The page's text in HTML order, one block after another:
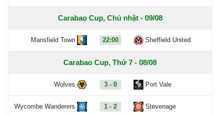
Carabao Cup, Chủ nhật - 09/08
Mansfield Town 22:00 Sheffield United
Carabao Cup, Thứ 7 - 08/08
Wolves 3 - 0 Port Vale
Wycombe Wanderers 1 - 2 Stevenage